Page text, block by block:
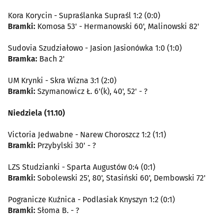
Kora Korycin - Supraślanka Supraśl 1:2 (0:0)
Bramki: Komosa 53' - Hermanowski 60', Malinowski 82'
Sudovia Szudziałowo - Jasion Jasionówka 1:0 (1:0)
Bramka: Bach 2'
UM Krynki - Skra Wizna 3:1 (2:0)
Bramki: Szymanowicz Ł. 6'(k), 40', 52' - ?
Niedziela (11.10)
Victoria Jedwabne - Narew Choroszcz 1:2 (1:1)
Bramki: Przybylski 30' - ?
LZS Studzianki - Sparta Augustów 0:4 (0:1)
Bramki: Sobolewski 25', 80', Stasiński 60', Dembowski 72'
Pogranicze Kuźnica - Podlasiak Knyszyn 1:2 (0:1)
Bramki: Słoma B. - ?